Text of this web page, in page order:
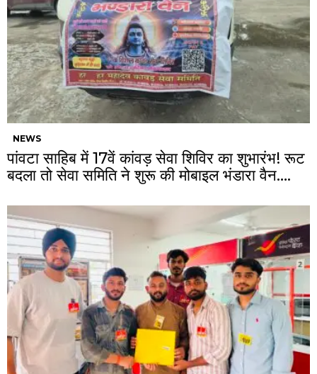
NEWS
पांवटा साहिब में 17वें कांवड़ सेवा शिविर का शुभारंभ! रूट
बदला तो सेवा समिति ने शुरू की मोबाइल भंडारा वैन….